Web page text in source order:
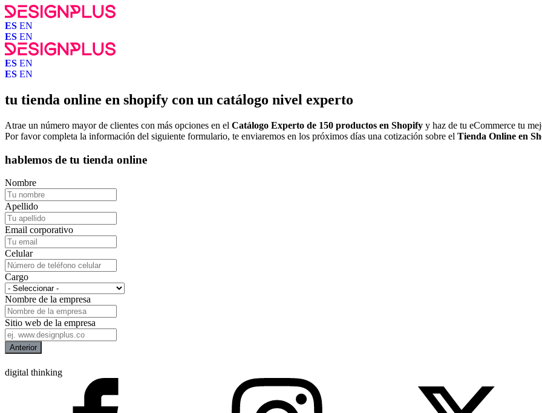
ES EN
ES EN
ES EN
ES EN
tu tienda online en shopify con un catálogo nivel experto
Atrae un número mayor de clientes con más opciones en el Catálogo Experto de 150 productos en Shopify y haz de tu eCommerce tu
Por favor completa la información del siguiente formulario, te enviaremos en los próximos días una cotización sobre el Tienda Online en
hablemos de tu tienda online
Nombre
Apellido
Email corporativo
Celular
Cargo
Nombre de la empresa
Sitio web de la empresa
Anterior
digital thinking